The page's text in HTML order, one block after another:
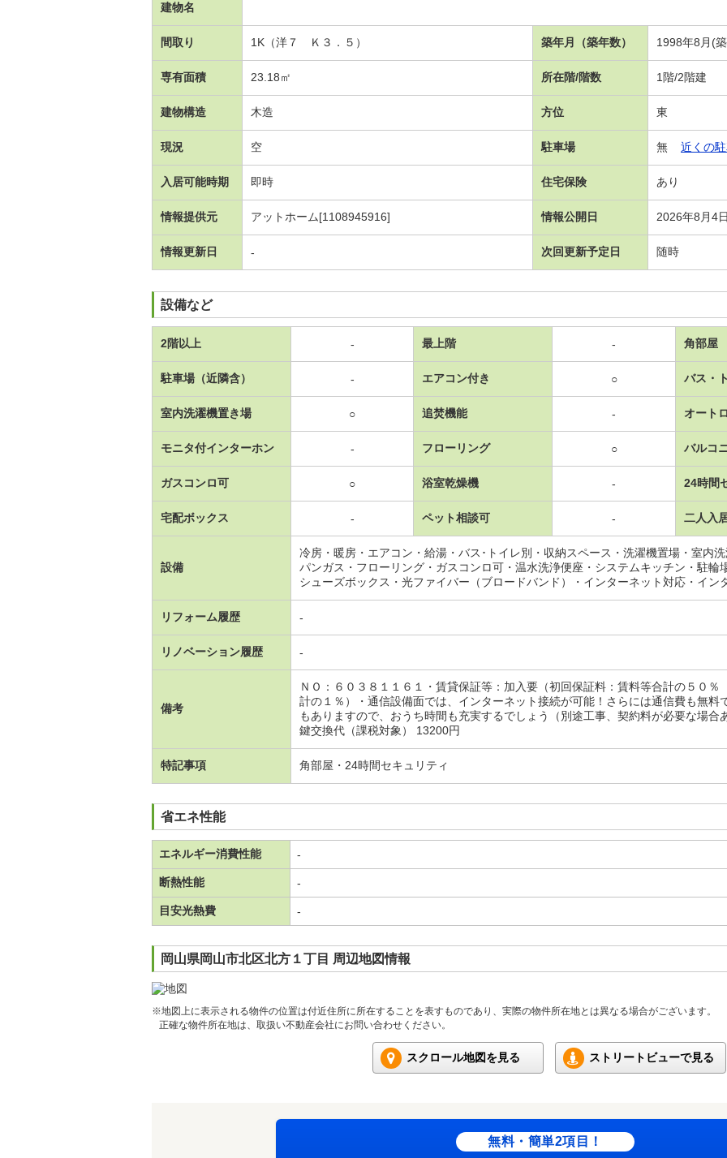
建物名
間取り 1K（洋７ Ｋ３．５） 築年月（築年数） 1998年8月(
専有面積 23.18㎡ 所在階/階数 1階/2階建
建物構造 木造 方位 東
現況 空 駐車場 無 近くの
入居可能時期 即時 住宅保険 あり
情報提供元 アットホーム[1108945916] 情報公開日 2026年8月4日
情報更新日 - 次回更新予定日 随時
設備など
2階以上 - 最上階 - 角部屋
駐車場（近隣含） - エアコン付き ○ バス・
室内洗濯機置き場 ○ 追焚機能 - オート
モニタ付インターホン - フローリング ○ バルコ
ガスコンロ可 ○ 浴室乾燥機 - 24時間
宅配ボックス - ペット相談可 - 二人入
設備
冷房・暖房・エアコン・給湯・バス･トイレ別・収納スペース・洗濯機置場・室内
パンガス・フローリング・ガスコンロ可・温水洗浄便座・システムキッチン・駐輪
シューズボックス・光ファイバー（ブロードバンド）・インターネット対応・イン
リフォーム履歴 -
リノベーション履歴 -
備考
ＮＯ：６０３８１１６１・賃貸保証等：加入要（初回保証料：賃料等合計の５０％
計の１％）・通信設備面では、インターネット接続が可能！さらには通信費も無料
もありますので、おうち時間も充実するでしょう（別途工事、契約料が必要な場
鍵交換代（課税対象） 13200円
特記事項 角部屋・24時間セキュリティ
省エネ性能
エネルギー消費性能 -
断熱性能 -
目安光熱費 -
岡山県岡山市北区北方１丁目 周辺地図情報
※地図上に表示される物件の位置は付近住所に所在することを表すものであり、実際の物件所在地とは異なる場合がございます。
正確な物件所在地は、取扱い不動産会社にお問い合わせください。
スクロール地図を見る ストリートビューで見る
無料・簡単2項目！